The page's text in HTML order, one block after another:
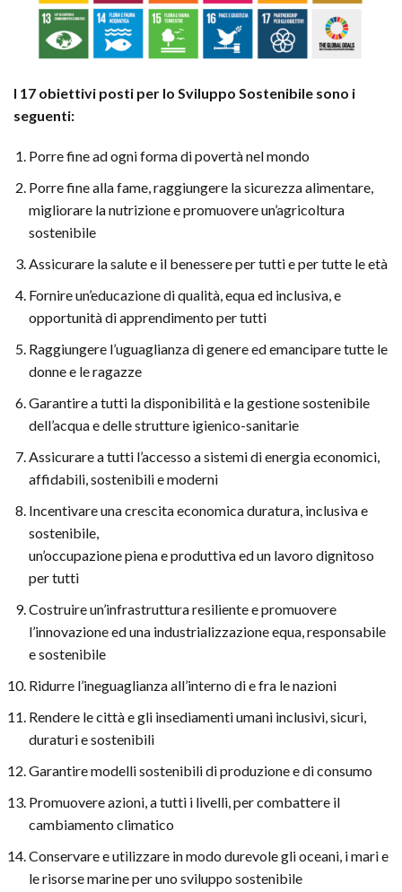
I 17 obiettivi posti per lo Sviluppo Sostenibile sono i
seguenti:
Porre fine ad ogni forma di povertà nel mondo
Porre fine alla fame, raggiungere la sicurezza alimentare,
migliorare la nutrizione e promuovere un’agricoltura
sostenibile
Assicurare la salute e il benessere per tutti e per tutte le età
Fornire un’educazione di qualità, equa ed inclusiva, e
opportunità di apprendimento per tutti
Raggiungere l’uguaglianza di genere ed emancipare tutte le
donne e le ragazze
Garantire a tutti la disponibilità e la gestione sostenibile
dell’acqua e delle strutture igienico-sanitarie
Assicurare a tutti l’accesso a sistemi di energia economici,
affidabili, sostenibili e moderni
Incentivare una crescita economica duratura, inclusiva e
sostenibile,
un’occupazione piena e produttiva ed un lavoro dignitoso
per tutti
Costruire un’infrastruttura resiliente e promuovere
l’innovazione ed una industrializzazione equa, responsabile
e sostenibile
Ridurre l’ineguaglianza all’interno di e fra le nazioni
Rendere le città e gli insediamenti umani inclusivi, sicuri,
duraturi e sostenibili
Garantire modelli sostenibili di produzione e di consumo
Promuovere azioni, a tutti i livelli, per combattere il
cambiamento climatico
Conservare e utilizzare in modo durevole gli oceani, i mari e
le risorse marine per uno sviluppo sostenibile